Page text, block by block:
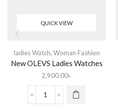
QUICK VIEW
ladies Watch, Woman Fashion
New OLEVS Ladies Watches
2,900.00৳